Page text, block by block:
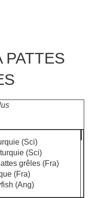
PATTES
(Sci)
(Sci)
grêles (Fra)
(Fra)
(Ang)